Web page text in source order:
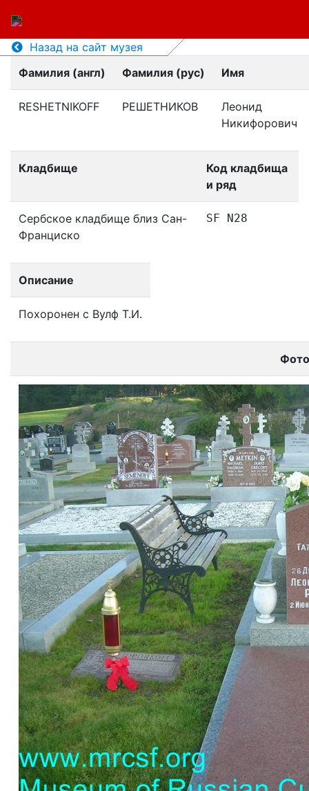
Назад на сайт музея
Фамилия (англ)
Фамилия (рус) Имя
RESHETNIKOFF РЕШЕТНИКОВ
Леонид
Никифорович
Кладбище
Код кладбища
и ряд
Сербское кладбище близ Сан-
Франциско
SF N28
Описание
Похоронен с Вулф Т.И.
Фото